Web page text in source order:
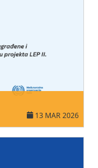
13 MAR 2026